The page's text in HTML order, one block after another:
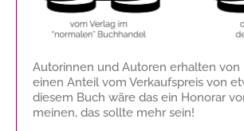
Autorinnen und Autoren erhalten von
einen Anteil vom Verkaufspreis von
diesem Buch wäre das ein Honorar
meinen, das sollte mehr sein!